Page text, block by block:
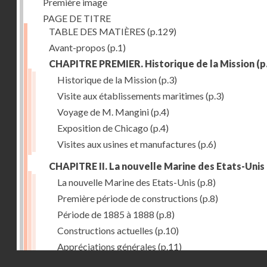
PAGE DE TITRE
TABLE DES MATIÈRES (p.129)
Avant-propos (p.1)
CHAPITRE PREMIER. Historique de la Mission
Historique de la Mission(p.3)
Visite aux établissements maritimes (p.3)
Voyage de M. Mangini(p.4)
Exposition de Chicago (p.4)
Visites aux usines et manufactures (p.6)
CHAPITRE II. La nouvelle Marine des Etats-Unis
La nouvelle Marine des Etats-Unis (p.8)
Première période de constructions (p.8)
Période de 1885 à 1888 (p.8)
Constructions actuelles (p.10)
Appréciations générales (p.11)